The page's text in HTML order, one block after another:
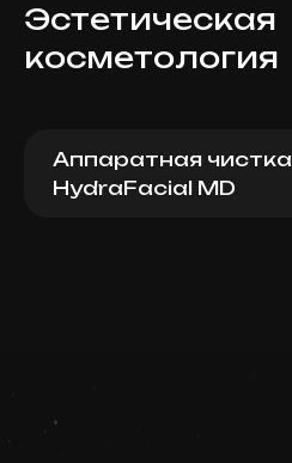
Эстетическая
косметология
Аппаратная чистка
HydraFacial MD